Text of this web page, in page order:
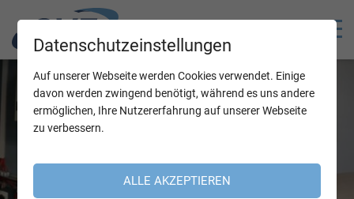
Datenschutzeinstellungen
Auf unserer Webseite werden Cookies verwendet. Einige
davon werden zwingend benötigt, während es uns andere
ermöglichen, Ihre Nutzererfahrung auf unserer Webseite
zu verbessern.
ALLE AKZEPTIEREN